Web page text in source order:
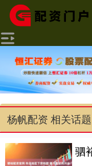
杨帆配资 相关话题